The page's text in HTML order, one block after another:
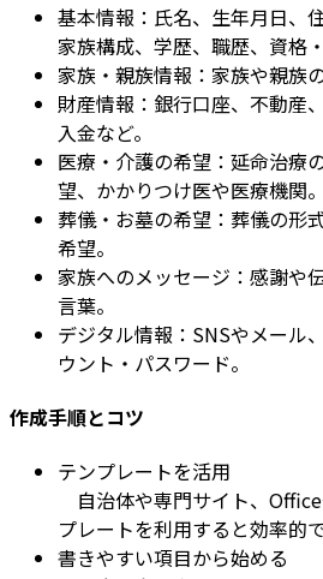
基本情報：氏名、生年月日、
家族構成、学歴、職歴、資格
家族・親族情報：家族や親族
財産情報：銀行口座、不動産
入金など。
医療・介護の希望：延命治療
望、かかりつけ医や医療機関。
葬儀・お墓の希望：葬儀の形
希望。
家族へのメッセージ：感謝や
言葉。
デジタル情報：SNSやメール
ウント・パスワード。
作成手順とコツ
テンプレートを活用
自治体や専門サイト、
プレートを利用すると効率的で
書きやすい項目から始める